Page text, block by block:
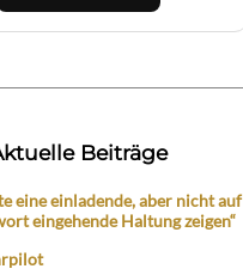
Beiträge
eine einladende, aber nicht auf
eingehende Haltung zeigen“